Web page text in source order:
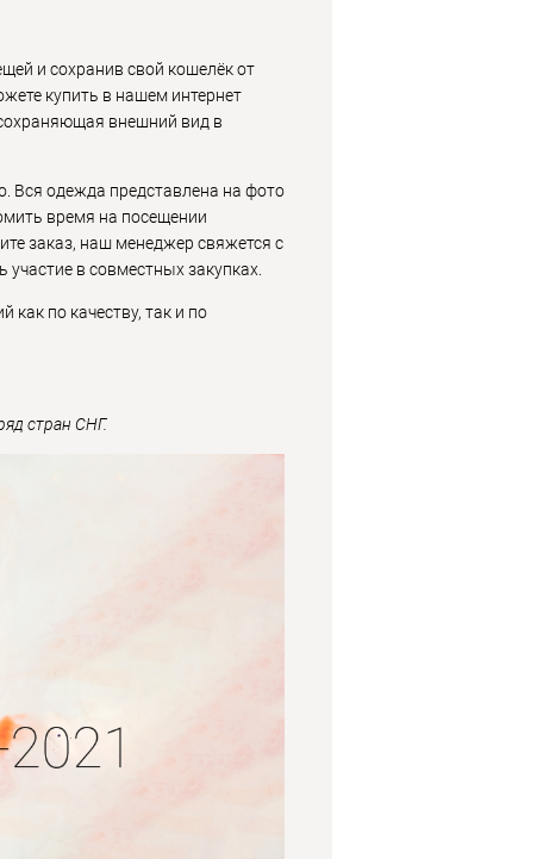
и сохранив свой кошелёк от
купить в нашем интернет
внешний вид в
Вся одежда представлена на фото
время на посещении
заказ, наш менеджер свяжется с
в совместных закупках.
как по качеству, так и по
стран СНГ.